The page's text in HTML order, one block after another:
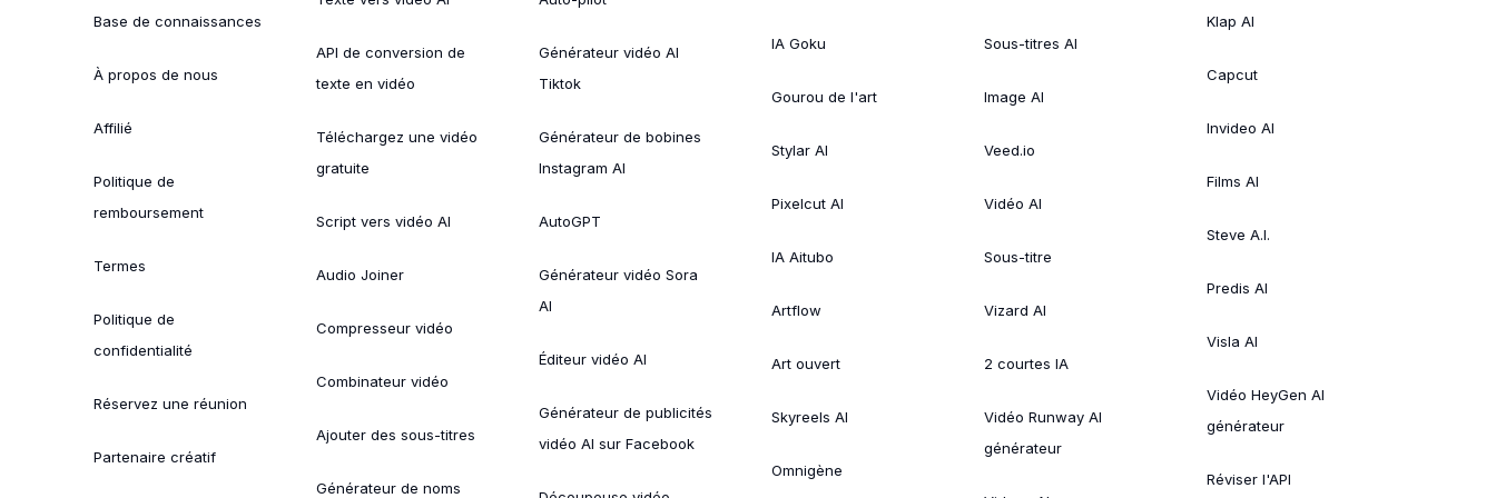
Base de connaissances
À propos de nous
Affilié
Politique de
remboursement
Termes
Politique de
confidentialité
Réservez une réunion
Partenaire créatif
API de conversion de
texte en vidéo
Téléchargez une vidéo
gratuite
Script vers vidéo AI
Audio Joiner
Compresseur vidéo
Combinateur vidéo
Ajouter des sous-titres
Générateur de noms
Générateur vidéo AI
Tiktok
Générateur de bobines
Instagram AI
AutoGPT
Générateur vidéo Sora
AI
Éditeur vidéo AI
Générateur de publicités
vidéo AI sur Facebook
IA Goku
Gourou de l'art
Stylar AI
Pixelcut AI
IA Aitubo
Artflow
Art ouvert
Skyreels AI
Omnigène
Sous-titres AI
Image AI
Veed.io
Vidéo AI
Sous-titre
Vizard AI
2 courtes IA
Vidéo Runway AI
générateur
Klap AI
Capcut
Invideo AI
Films AI
Steve A.I.
Predis AI
Visla AI
Vidéo HeyGen AI
générateur
Réviser l'API